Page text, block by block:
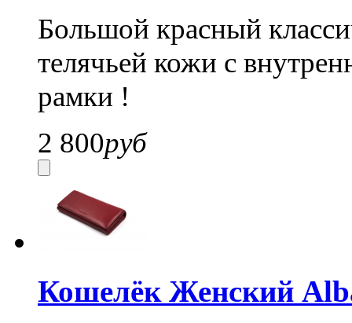
Большой красный
телячьей кожи c
рамки !
2 800руб
Кошелёк Женский